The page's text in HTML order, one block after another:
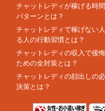
チャットレディが稼げる時
パターンとは？
チャットレディで稼げない
る人の行動習慣とは？
チャットレディの収入で後
ための全対策とは？
チャットレディの顔出しの
決策とは？